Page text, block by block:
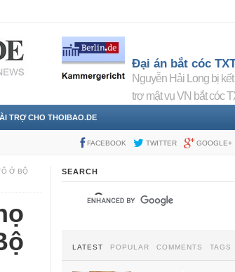
Đại án bắt cóc
Nguyễn Hải Long bị
trợ mật vụ VN bắt cóc
TRỢ CHO THOIBAO.DE
FACEBOOK TWITTER GOOGLE+
Ở BỘ
SEARCH
LATEST POPULAR COMMENTS TAGS